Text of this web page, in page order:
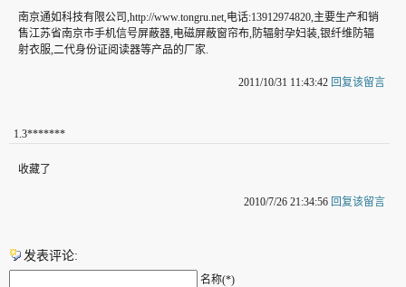
南京通如科技有限公司,http://www.tongru.net,电话:13912974820,主要生产和销
售江苏省南京市手机信号屏蔽器,电磁屏蔽窗帘布,防辐射孕妇装,银纤维防辐
射衣服,二代身份证阅读器等产品的厂家.
2011/10/31 11:43:42 回复该留言
1 3*******
收藏了
2010/7/26 21:34:56 回复该留言
发表评论:
名称(*)